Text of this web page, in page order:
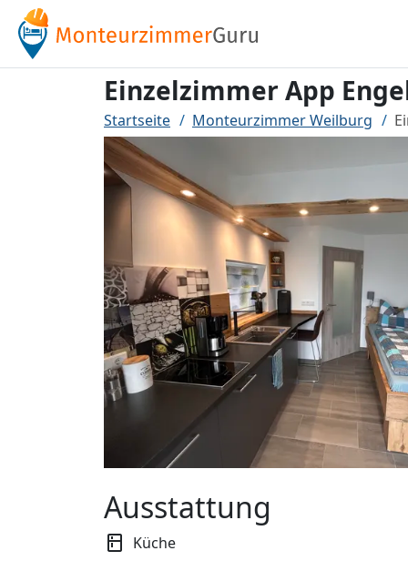
Einzelzimmer App
Startseite Monteurzimmer Weilburg
Ausstattung
Küche